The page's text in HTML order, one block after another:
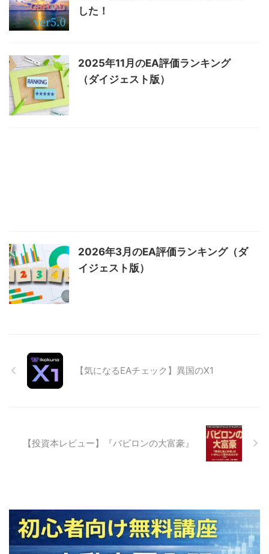
した！
2025年11月のEA評価ランキング
（ダイジェスト版）
2026年3月のEA評価ランキング（ダ
イジェスト版）
【気になるEAチェック】異国のX1
【投資本レビュー】『バビロンの大富豪』